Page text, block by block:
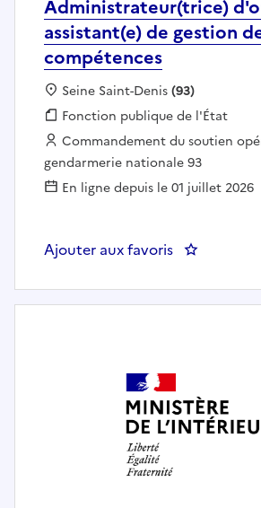
Administrateur(trice)
assistant(e) de gestion
compétences
Localisation :
Seine Saint-Denis(93)
Fonction publique :
Fonction publique de l'État
Employeur :
Commandement du soutien
gendarmerie nationale 93
En ligne depuis le 01 juillet 2026
Ajouter aux favoris :